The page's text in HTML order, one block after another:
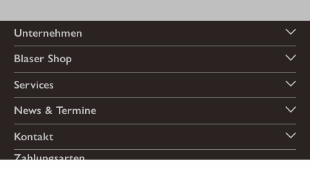
Unternehmen
Blaser Shop
Services
News & Termine
Kontakt
Zahlungsarten